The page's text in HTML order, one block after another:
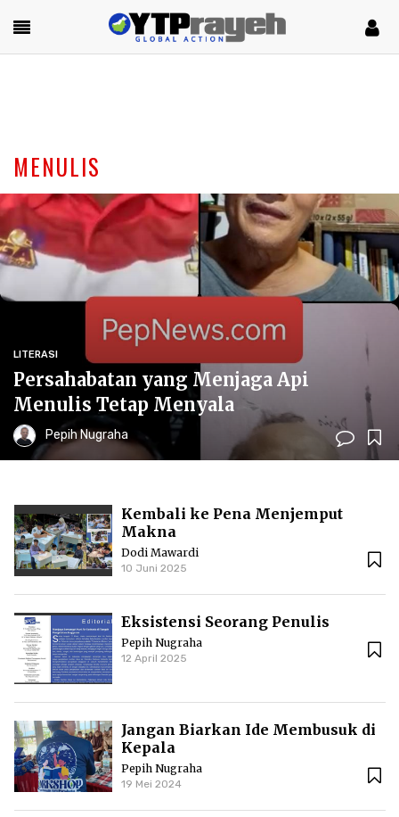
MENULIS
LITERASI
Persahabatan yang Menjaga Api
Menulis Tetap Menyala
Pepih Nugraha
Kembali ke Pena Menjemput
Makna
Dodi Mawardi
10 Juni 2025
Eksistensi Seorang Penulis
Pepih Nugraha
12 April 2025
Jangan Biarkan Ide Membusuk di
Kepala
Pepih Nugraha
19 Mei 2024